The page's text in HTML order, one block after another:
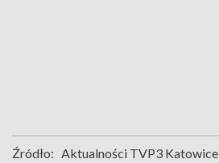
Źródło: Aktualności TVP3 Katowice